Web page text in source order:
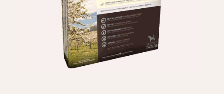
Про Нас
Оптовим клієнтам
Контакти
+380 (95) 095-00-05